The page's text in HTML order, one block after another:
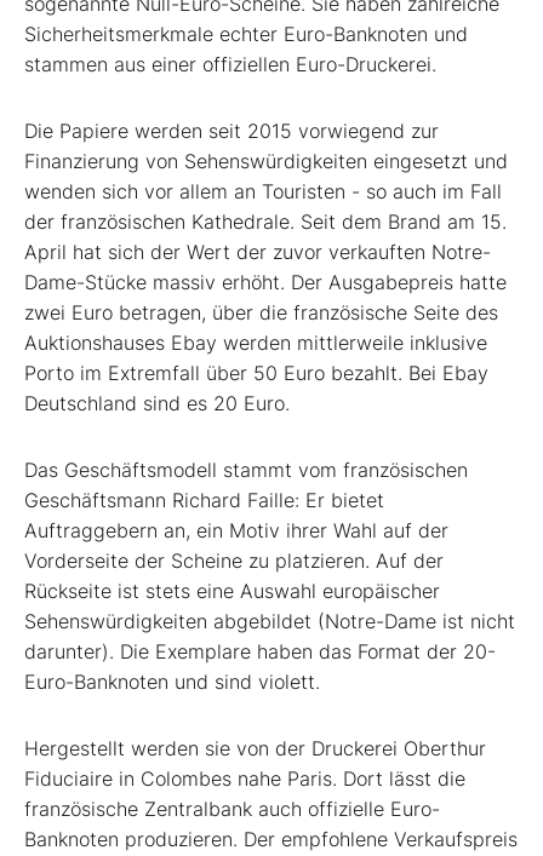
Sicherheitsmerkmale echter Euro-Banknoten und
stammen aus einer offiziellen Euro-Druckerei.
Die Papiere werden seit 2015 vorwiegend zur
Finanzierung von Sehenswürdigkeiten eingesetzt und
wenden sich vor allem an Touristen - so auch im Fall
der französischen Kathedrale. Seit dem Brand am 15.
April hat sich der Wert der zuvor ­verkauften Notre-
Dame-Stücke massiv erhöht. Der Ausgabepreis hatte
zwei Euro betragen, über die französische Seite des
Auktionshauses Ebay werden mittlerweile inklusive
Porto im Extremfall über 50 Euro bezahlt. Bei Ebay
Deutschland sind es 20 Euro.
Das Geschäftsmodell stammt vom französischen
Geschäftsmann Richard Faille: Er bietet
Auftraggebern an, ein Motiv ihrer Wahl auf der
Vorderseite der Scheine zu platzieren. Auf der
Rückseite ist stets eine Auswahl europäischer
Sehenswürdigkeiten abgebildet (Notre-Dame ist nicht
darunter). Die Exemplare haben das Format der 20-
Euro-­Banknoten und sind violett.
Hergestellt werden sie von der Druckerei Oberthur
Fiduciaire in Colombes nahe Paris. Dort lässt die
französische Zentralbank auch offizielle Euro-
Banknoten produzieren. Der empfohlene Verkaufspreis